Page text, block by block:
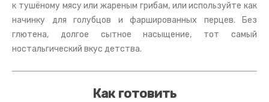
к тушёному мясу или жареным грибам, или используйте как
начинку для голубцов и фаршированных перцев. Без
глютена, долгое сытное насыщение, тот самый
ностальгический вкус детства.
Как готовить